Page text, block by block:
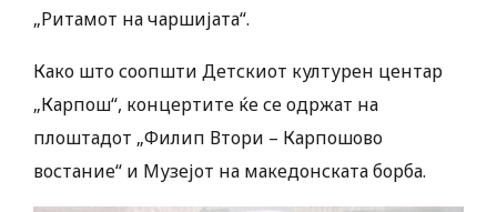
„Ритамот на чаршијата“.
Како што соопшти Детскиот културен центар
„Карпош“, концертите ќе се одржат на
плоштадот „Филип Втори – Карпошово
востание“ и Музејот на македонската борба.